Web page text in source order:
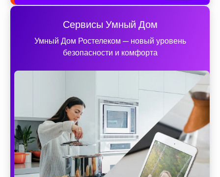
Сервисы Умный Дом
Умный Дом Ростелеком — новый уровень
безопасности и комфорта